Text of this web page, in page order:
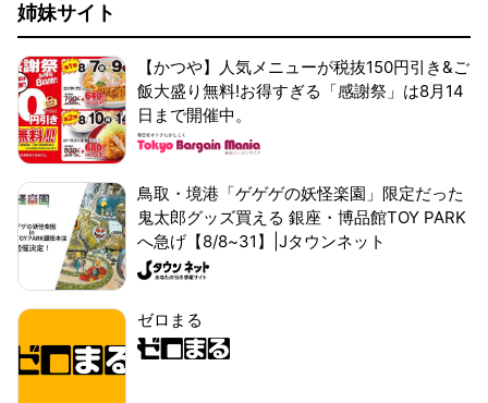
姉妹サイト
【かつや】人気メニューが税抜150円引き&ご
飯大盛り無料!お得すぎる「感謝祭」は8月14
日まで開催中。
鳥取・境港「ゲゲゲの妖怪楽園」限定だった
鬼太郎グッズ買える 銀座・博品館TOY PARK
へ急げ【8/8~31】|Jタウンネット
ゼロまる